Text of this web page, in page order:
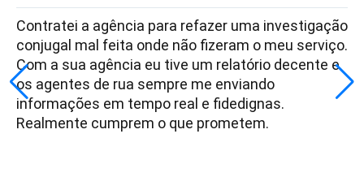
Contratei a agência para refazer uma investigação
conjugal mal feita onde não fizeram o meu serviço.
Com a sua agência eu tive um relatório decente e
os agentes de rua sempre me enviando
informações em tempo real e fidedignas.
Realmente cumprem o que prometem.